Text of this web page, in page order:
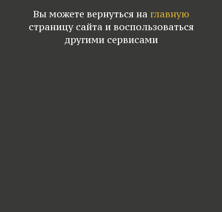
Вы можете вернуться на главную
страницу сайта и воспользоваться
другими сервисами